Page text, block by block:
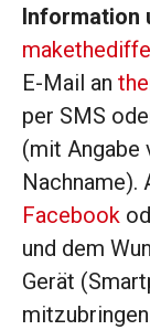
Information
E-Mail an
per SMS
(mit Angabe
Nachname).
Facebook
und dem
Gerät